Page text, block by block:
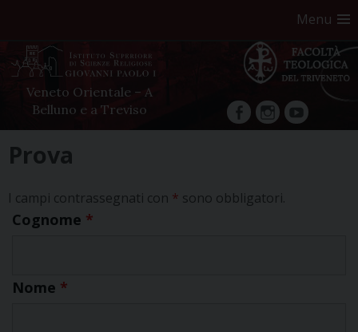
Menu
Veneto Orientale – A
Belluno e a Treviso
facebookInstagram
YouTube
Prova
I campi contrassegnati con * sono obbligatori.
Cognome *
Nome *